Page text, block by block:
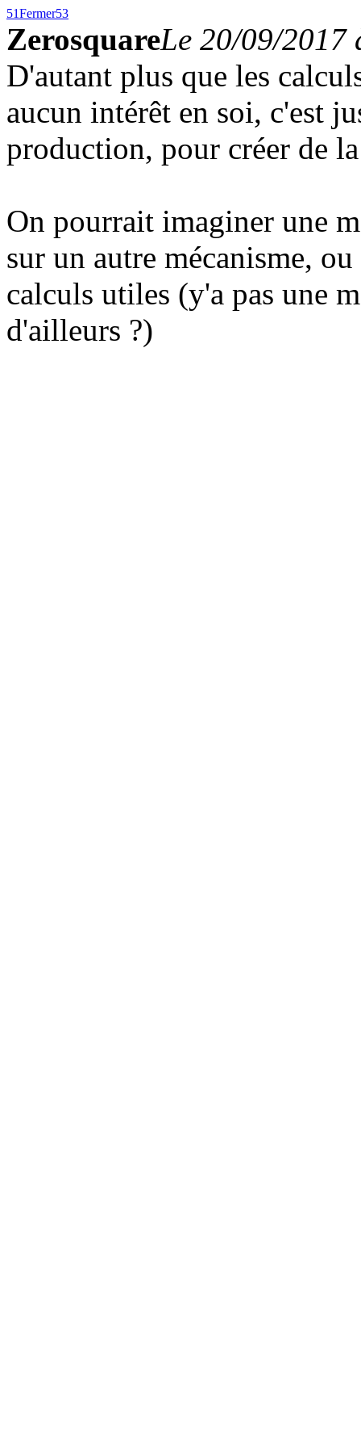
51Fermer53
ZerosquareLe 20/09/2017
D'autant plus que les
aucun intérêt en soi, c'est
production, pour créer de
On pourrait imaginer une
sur un autre mécanisme,
calculs utiles (y'a pas une
d'ailleurs ?)